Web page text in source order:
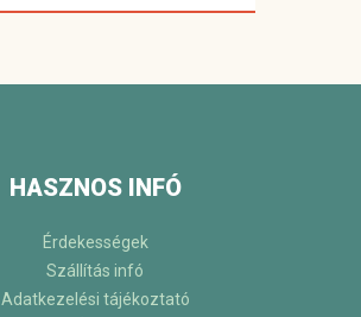
HASZNOS INFÓ
Érdekességek
Szállítás infó
Adatkezelési tájékoztató